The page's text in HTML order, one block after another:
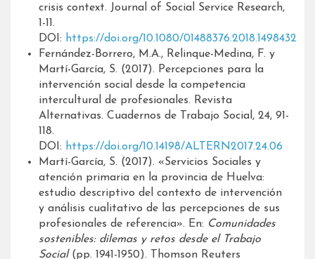
crisis context. Journal of Social Service Research,
1-11.
DOI: https://doi.org/10.1080/01488376.2018.1498432
Fernández-Borrero, M.A., Relinque-Medina, F. y
Martí-García, S. (2017). Percepciones para la
intervención social desde la competencia
intercultural de profesionales. Revista
Alternativas. Cuadernos de Trabajo Social, 24, 91-
118.
DOI: https://doi.org/10.14198/ALTERN2017.24.06
Martí-García, S. (2017). «Servicios Sociales y
atención primaria en la provincia de Huelva:
estudio descriptivo del contexto de intervención
y análisis cualitativo de las percepciones de sus
profesionales de referencia». En: Comunidades
sostenibles: dilemas y retos desde el Trabajo
Social (pp. 1941-1950). Thomson Reuters